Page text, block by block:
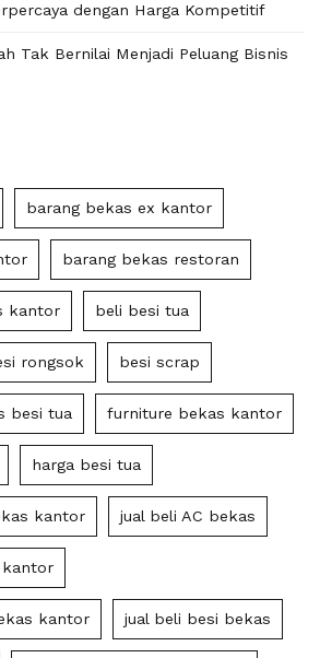
dengan Harga Kompetitif
Tak Bernilai Menjadi Peluang Bisnis
barang bekas ex kantor
barang bekas restoran
kantor beli besi tua
rongsok besi scrap
besi tua furniture bekas kantor
harga besi tua
kantor jual beli AC bekas
kantor
kantor jual beli besi bekas